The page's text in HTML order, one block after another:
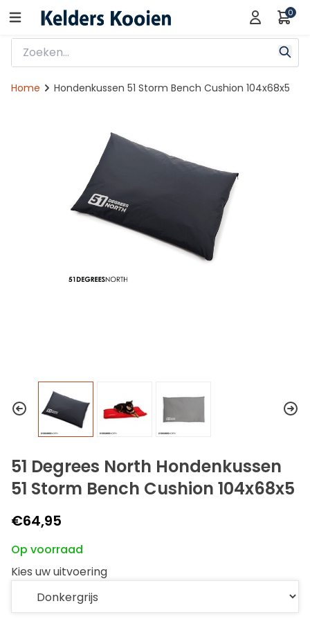
0
Home Hondenkussen 51 Storm Bench Cushion 104x68x5
51 Degrees North Hondenkussen
51 Storm Bench Cushion 104x68x5
€64,95
Op voorraad
Kies uw uitvoering